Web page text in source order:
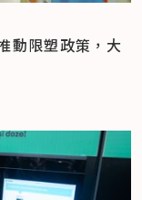
動限塑政策，大